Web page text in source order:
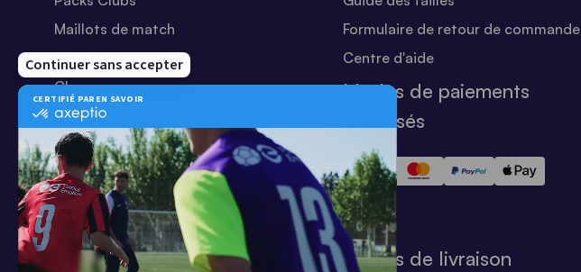
Maillots de match
Equipements Clubs
Chaussures
Shorts
Football
Chaussettes
T-shirts
Tenues de match
Formulaire de retour de commande
Centre d'aide
Modes de paiements
sécurisés
Modes de livraison